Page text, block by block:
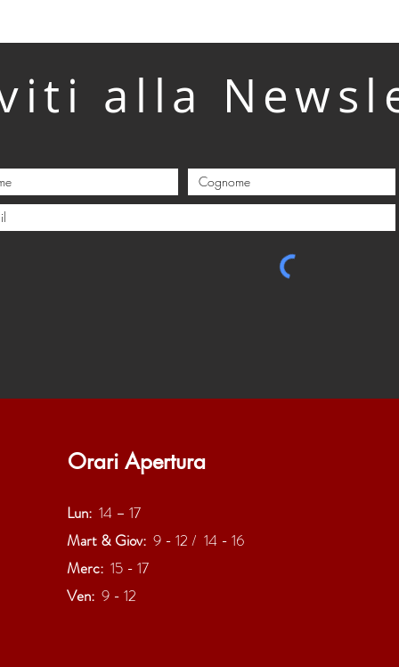
alla
Orari Apertura
Lun:14 – 17
Mart & Giov: 9 - 12 / 14 - 16
Merc:15 - 17
Ven:9 - 12